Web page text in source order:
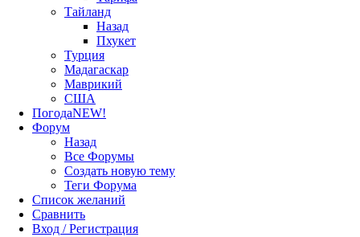
Тайланд
Назад
Пхукет
Турция
Мадагаскар
Маврикий
США
ПогодаNEW!
Форум
Назад
Все Форумы
Создать новую тему
Теги Форума
Список желаний
Сравнить
Вход / Регистрация